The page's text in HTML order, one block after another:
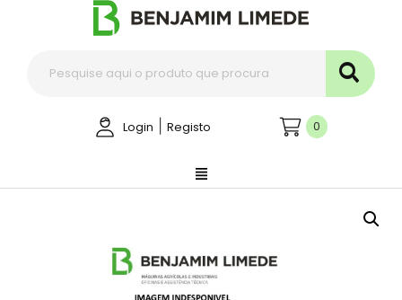
Login Registo 0